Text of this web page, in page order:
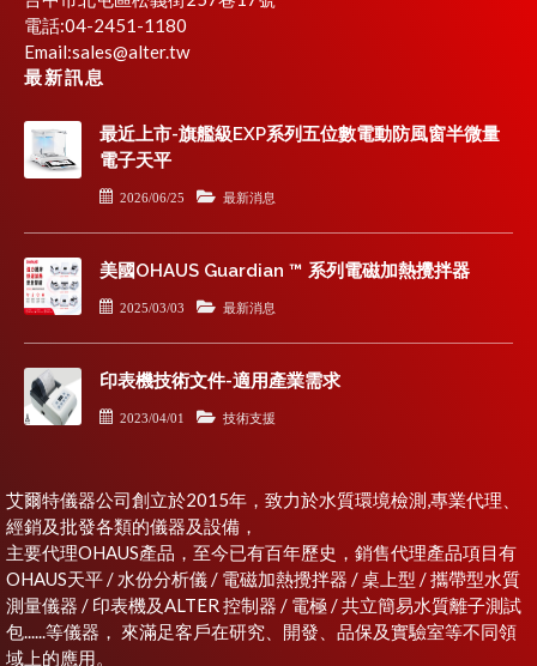
電話:04-2451-1180
Email:sales@alter.tw
最新訊息
最近上市-旗艦級EXP系列五位數電動防風窗半微量
電子天平
2026/06/25 最新消息
美國OHAUS Guardian ™ 系列電磁加熱攪拌器
2025/03/03 最新消息
印表機技術文件-適用產業需求
2023/04/01 技術支援
艾爾特儀器公司創立於2015年，致力於水質環境檢測,專業代理、
經銷及批發各類的儀器及設備，
主要代理OHAUS產品，至今已有百年歷史，銷售代理產品項目有
OHAUS天平 / 水份分析儀 / 電磁加熱攪拌器 / 桌上型 / 攜帶型水質
測量儀器 / 印表機及ALTER 控制器 / 電極 / 共立簡易水質離子測試
包......等儀器， 來滿足客戶在研究、開發、品保及實驗室等不同領
域上的應用。